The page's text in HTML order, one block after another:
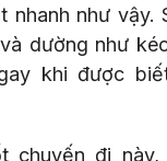
nhanh như vậy.
dường như
khi được
chuyến đi